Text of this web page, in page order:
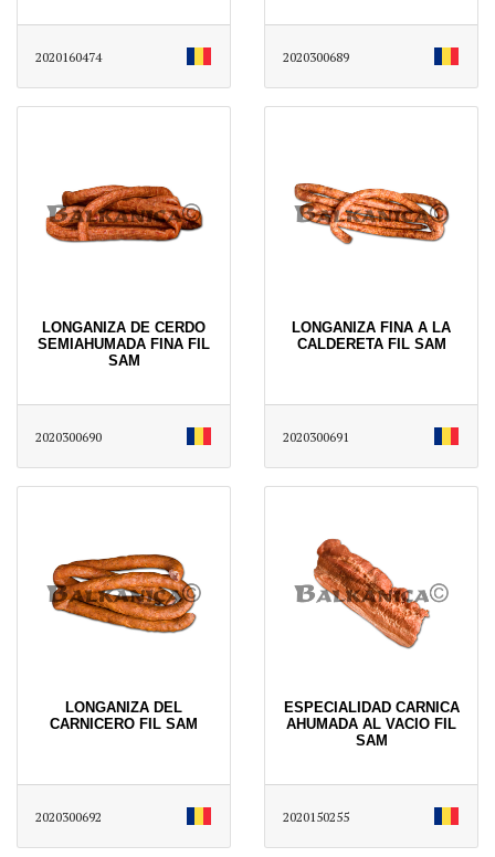
2020160474 2020300689
LONGANIZA DE CERDO
SEMIAHUMADA FINA FIL
SAM
2020300690
LONGANIZA FINA A LA
CALDERETA FIL SAM
2020300691
LONGANIZA DEL
CARNICERO FIL SAM
2020300692
ESPECIALIDAD CARNICA
AHUMADA AL VACIO FIL
SAM
2020150255